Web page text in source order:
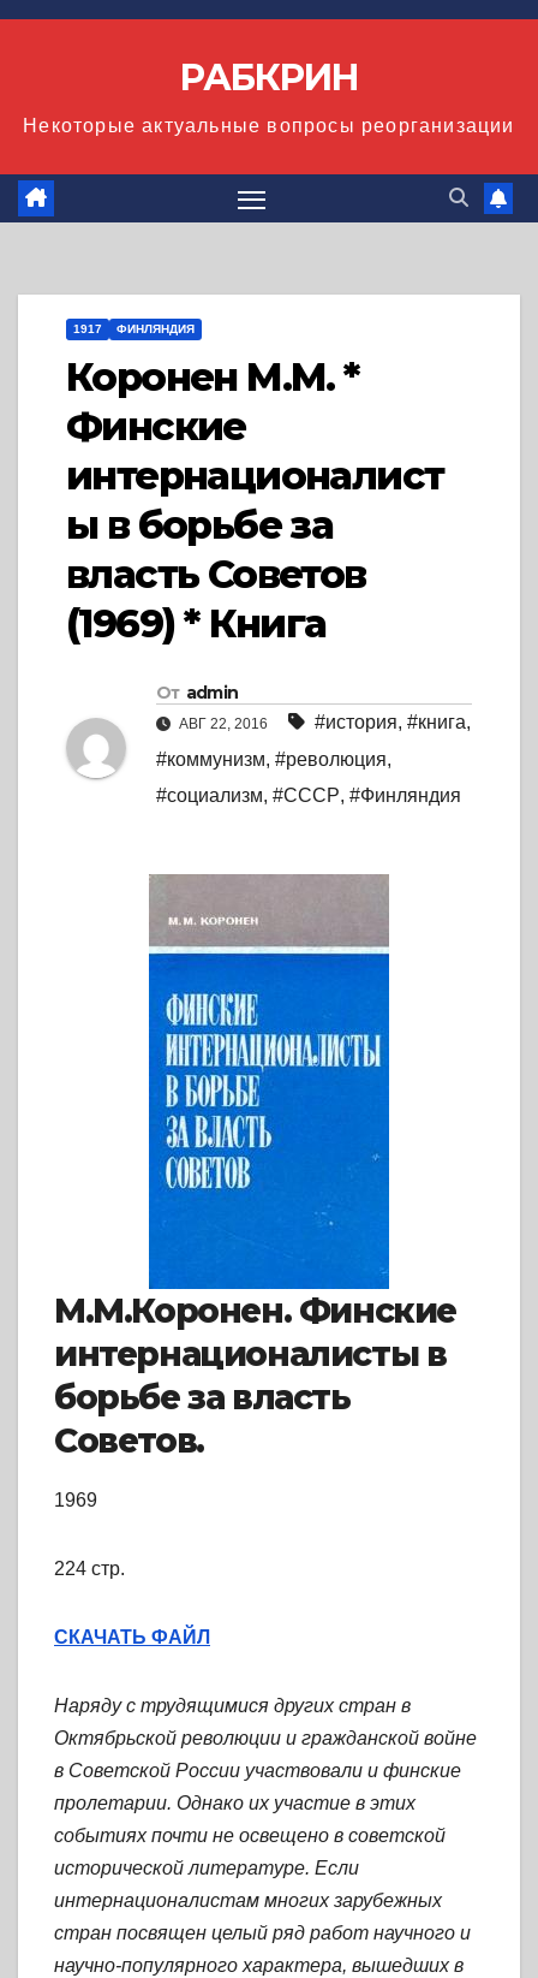
Перейти
РАБКРИН
Некоторые актуальные вопросы реорганизации
1917 ФИНЛЯНДИЯ
Коронен М.М. *
Финские
интернационалист
ы в борьбе за
власть Советов
(1969) * Книга
От admin
АВГ 22, 2016 #история, #книга,
#коммунизм, #революция,
#социализм, #СССР, #Финляндия
М.М.Коронен. Финские
интернационалисты в
борьбе за власть
Советов.
1969
224 стр.
СКАЧАТЬ ФАЙЛ
Наряду с трудящимися других стран в
Октябрьской революции и гражданской войне
в Советской России участвовали и финские
пролетарии. Однако их участие в этих
событиях почти не освещено в советской
исторической литературе. Если
интернационалистам многих зарубежных
стран посвящен целый ряд работ научного и
научно-популярного характера, вышедших в